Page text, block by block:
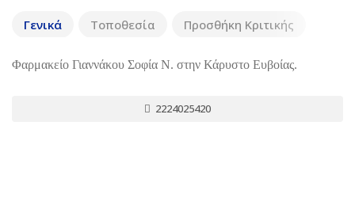
Γενικά Τοποθεσία Προσθήκη Κριτικής
Φαρμακείο Γιαννάκου Σοφία Ν. στην Κάρυστο Ευβοίας.
2224025420